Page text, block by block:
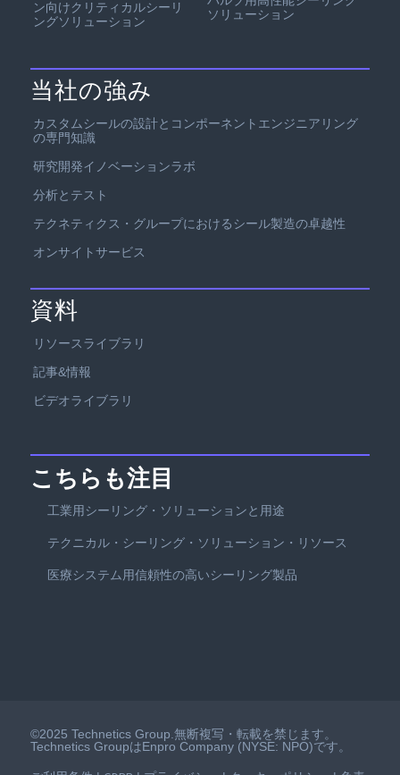
ン向けクリティカルシーリ
ングソリューション
ソリューション
当社の強み
カスタムシールの設計とコンポーネントエンジニアリング
の専門知識
研究開発イノベーションラボ
分析とテスト
テクネティクス・グループにおけるシール製造の卓越性
オンサイトサービス
資料
リソースライブラリ
記事&情報
ビデオライブラリ
こちらも注目
工業用シーリング・ソリューションと用途
テクニカル・シーリング・ソリューション・リソース
医療システム用信頼性の高いシーリング製品
©2025 Technetics Group.無断複写・転載を禁じます。
Technetics GroupはEnpro Company (NYSE: NPO)です。